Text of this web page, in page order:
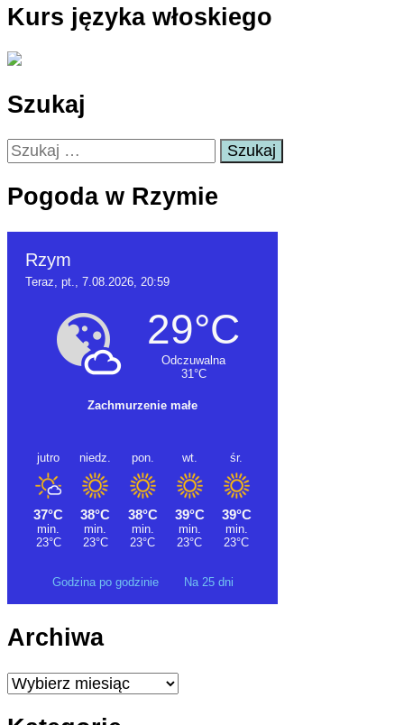
Kurs języka włoskiego
Szukaj
Szukaj:
Pogoda w Rzymie
Godzina po godzinie Na 25 dni
Archiwa
Archiwa